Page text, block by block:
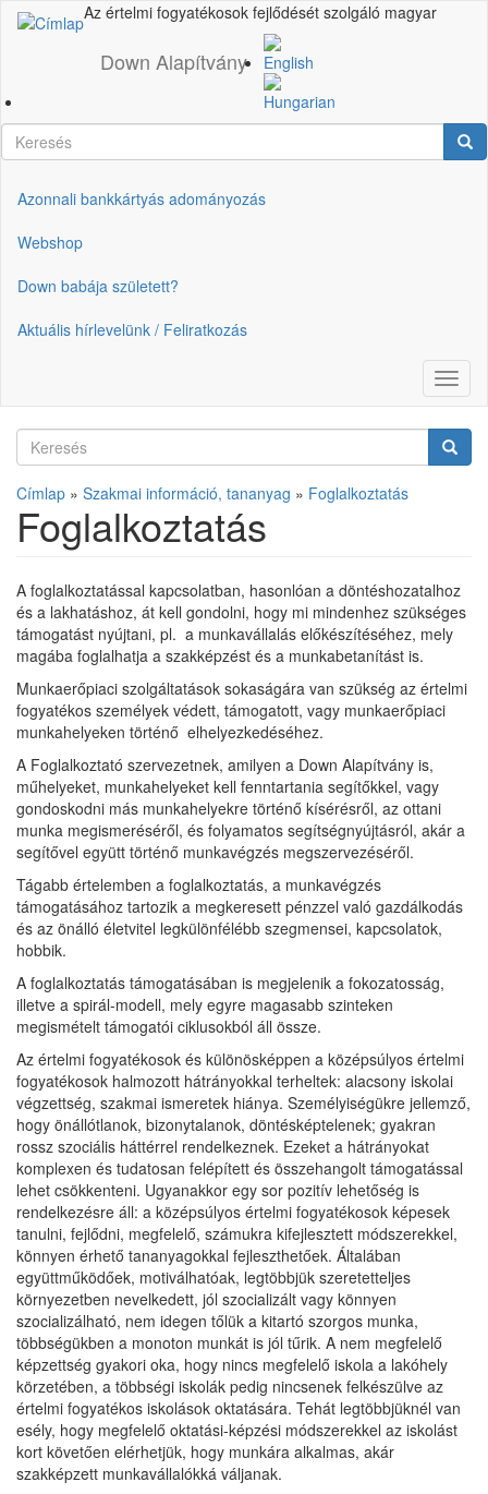
Ugrás
Az értelmi fogyatékosok fejlődését szolgáló magyar
Down Alapítvány
Keresés
Gyorslinkek
Azonnali bankkártyás adományozás
Webshop
Down babája született?
Aktuális hírlevelünk / Feliratkozás
Keresés
Címlap » Szakmai információ, tananyag » Foglalkoztatás
Foglalkoztatás
A foglalkoztatással kapcsolatban, hasonlóan a döntéshozatalhoz
és a lakhatáshoz, át kell gondolni, hogy mi mindenhez szükséges
támogatást nyújtani, pl. a munkavállalás előkészítéséhez, mely
magába foglalhatja a szakképzést és a munkabetanítást is.
Munkaerőpiaci szolgáltatások sokaságára van szükség az értelmi
fogyatékos személyek védett, támogatott, vagy munkaerőpiaci
munkahelyeken történő elhelyezkedéséhez.
A Foglalkoztató szervezetnek, amilyen a Down Alapítvány is,
műhelyeket, munkahelyeket kell fenntartania segítőkkel, vagy
gondoskodni más munkahelyekre történő kísérésről, az ottani
munka megismeréséről, és folyamatos segítségnyújtásról, akár a
segítővel együtt történő munkavégzés megszervezéséről.
Tágabb értelemben a foglalkoztatás, a munkavégzés
támogatásához tartozik a megkeresett pénzzel való gazdálkodás
és az önálló életvitel legkülönfélébb szegmensei, kapcsolatok,
hobbik.
A foglalkoztatás támogatásában is megjelenik a fokozatosság,
illetve a spirál-modell, mely egyre magasabb szinteken
megismételt támogatói ciklusokból áll össze.
Az értelmi fogyatékosok és különösképpen a középsúlyos értelmi
fogyatékosok halmozott hátrányokkal terheltek: alacsony iskolai
végzettség, szakmai ismeretek hiánya. Személyiségükre jellemző,
hogy önállótlanok, bizonytalanok, döntésképtelenek; gyakran
rossz szociális háttérrel rendelkeznek. Ezeket a hátrányokat
komplexen és tudatosan felépített és összehangolt támogatással
lehet csökkenteni. Ugyanakkor egy sor pozitív lehetőség is
rendelkezésre áll: a középsúlyos értelmi fogyatékosok képesek
tanulni, fejlődni, megfelelő, számukra kifejlesztett módszerekkel,
könnyen érhető tananyagokkal fejleszthetőek. Általában
együttműködőek, motiválhatóak, legtöbbjük szeretetteljes
környezetben nevelkedett, jól szocializált vagy könnyen
szocializálható, nem idegen tőlük a kitartó szorgos munka,
többségükben a monoton munkát is jól tűrik. A nem megfelelő
képzettség gyakori oka, hogy nincs megfelelő iskola a lakóhely
körzetében, a többségi iskolák pedig nincsenek felkészülve az
értelmi fogyatékos iskolások oktatására. Tehát legtöbbjüknél van
esély, hogy megfelelő oktatási-képzési módszerekkel az iskolást
kort követően elérhetjük, hogy munkára alkalmas, akár
szakképzett munkavállalókká váljanak.